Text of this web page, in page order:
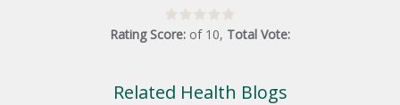
Rating Score: of 10, Total Vote:
Related Health Blogs